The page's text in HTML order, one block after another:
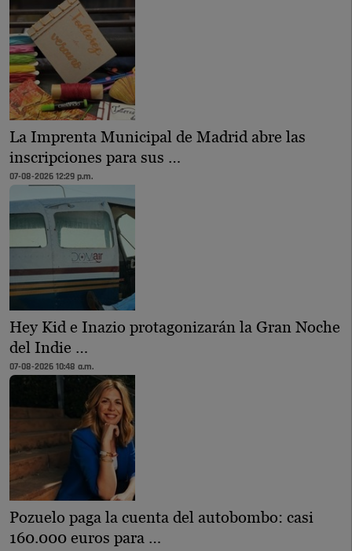
La Imprenta Municipal de Madrid abre las
inscripciones para sus …
07-08-2026 12:29 p.m.
Hey Kid e Inazio protagonizarán la Gran Noche
del Indie …
07-08-2026 10:48 a.m.
Pozuelo paga la cuenta del autobombo: casi
160.000 euros para …